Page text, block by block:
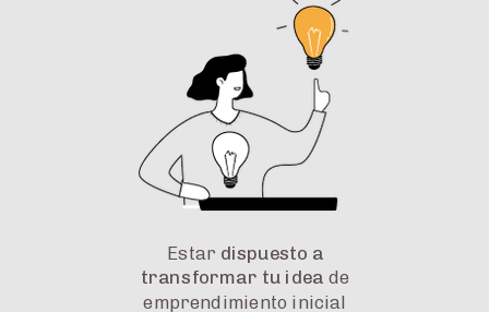
Estar dispuesto a
transformar tu ideade
emprendimiento inicial